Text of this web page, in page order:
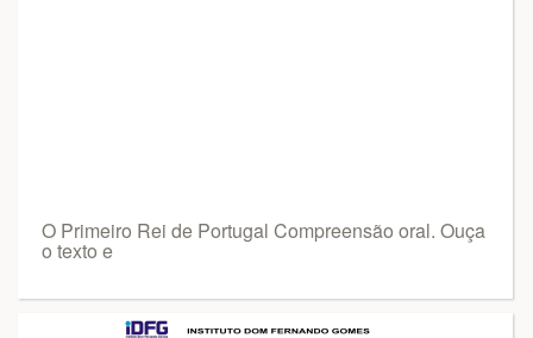
O Primeiro Rei de Portugal Compreensão oral. Ouça
o texto e